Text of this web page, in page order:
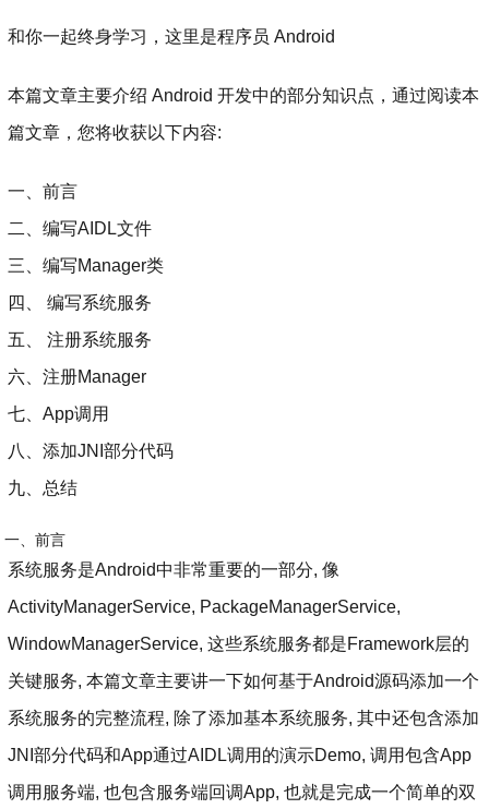
和你一起终身学习，这里是程序员 Android
本篇文章主要介绍 Android 开发中的部分知识点，通过阅读本
篇文章，您将收获以下内容:
一、前言
二、编写AIDL文件
三、编写Manager类
四、 编写系统服务
五、 注册系统服务
六、注册Manager
七、App调用
八、添加JNI部分代码
九、总结
一、前言
系统服务是Android中非常重要的一部分, 像
ActivityManagerService, PackageManagerService,
WindowManagerService, 这些系统服务都是Framework层的
关键服务, 本篇文章主要讲一下如何基于Android源码添加一个
系统服务的完整流程, 除了添加基本系统服务, 其中还包含添加
JNI部分代码和App通过AIDL调用的演示Demo, 调用包含App
调用服务端, 也包含服务端回调App, 也就是完成一个简单的双